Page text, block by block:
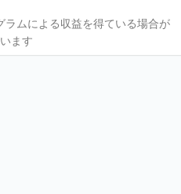
ムによる収益を得ている場合が
ます